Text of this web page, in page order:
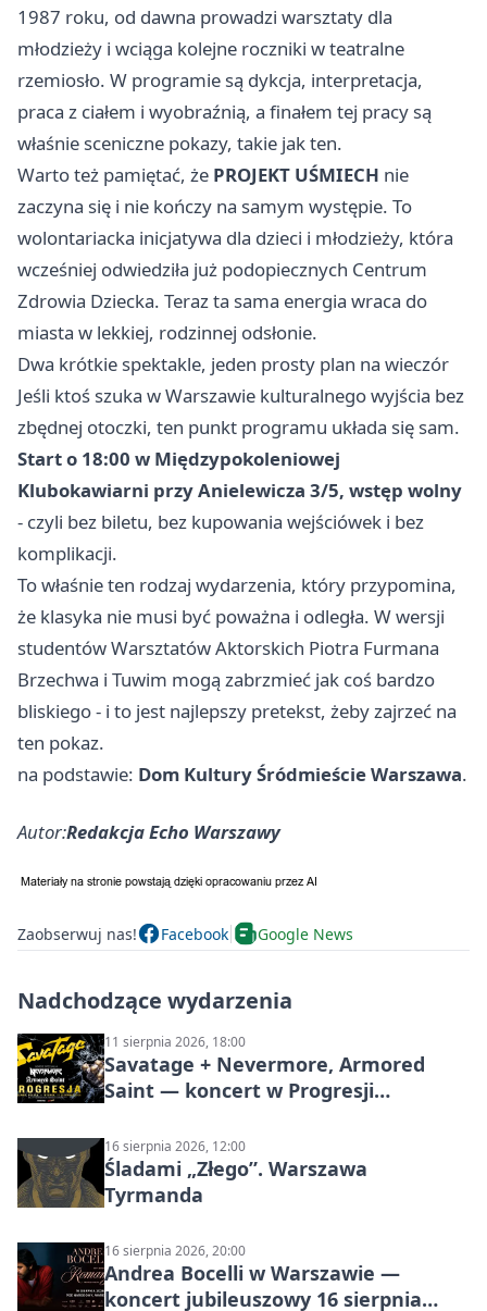
1987 roku, od dawna prowadzi warsztaty dla
młodzieży i wciąga kolejne roczniki w teatralne
rzemiosło. W programie są dykcja, interpretacja,
praca z ciałem i wyobraźnią, a finałem tej pracy są
właśnie sceniczne pokazy, takie jak ten.
Warto też pamiętać, że PROJEKT UŚMIECH nie
zaczyna się i nie kończy na samym występie. To
wolontariacka inicjatywa dla dzieci i młodzieży, która
wcześniej odwiedziła już podopiecznych Centrum
Zdrowia Dziecka. Teraz ta sama energia wraca do
miasta w lekkiej, rodzinnej odsłonie.
Dwa krótkie spektakle, jeden prosty plan na wieczór
Jeśli ktoś szuka w Warszawie kulturalnego wyjścia bez
zbędnej otoczki, ten punkt programu układa się sam.
Start o 18:00 w Międzypokoleniowej
Klubokawiarni przy Anielewicza 3/5, wstęp wolny
- czyli bez biletu, bez kupowania wejściówek i bez
komplikacji.
To właśnie ten rodzaj wydarzenia, który przypomina,
że klasyka nie musi być poważna i odległa. W wersji
studentów Warsztatów Aktorskich Piotra Furmana
Brzechwa i Tuwim mogą zabrzmieć jak coś bardzo
bliskiego - i to jest najlepszy pretekst, żeby zajrzeć na
ten pokaz.
na podstawie: Dom Kultury Śródmieście Warszawa.
Autor:Redakcja Echo Warszawy
Zaobserwuj nas! Facebook Google News
Nadchodzące wydarzenia
11 sierpnia 2026, 18:00
Savatage + Nevermore, Armored
Saint — koncert w Progresji
16 sierpnia 2026, 12:00
Śladami „Złego”. Warszawa
Tyrmanda
16 sierpnia 2026, 20:00
Andrea Bocelli w Warszawie —
koncert jubileuszowy 16 sierpnia